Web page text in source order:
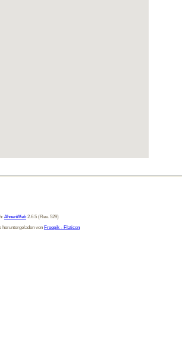
AhnenWeb 2.6.5 (Rev. 529)
heruntergeladen von Freepik - Flaticon